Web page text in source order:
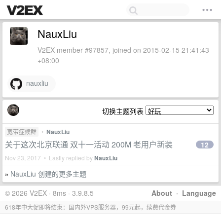
NauxLiu
V2EX member #97857, joined on 2015-02-15 21:41:43
+08:00
nauxliu
切换主题列表
宽带症候群 • NauxLiu
关于这次北京联通 双十一活动 200M 老用户新装
Nov 23, 2017 • Lastly replied byNauxLiu
12
» NauxLiu 创建的更多主题
About · Language
© 2026 V2EX · 8ms · 3.9.8.5
618年中大促即将结束：国内外VPS服务器，99元起，续费代金券